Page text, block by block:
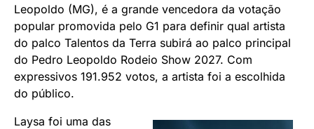
Leopoldo (MG), é a grande vencedora da votação
popular promovida pelo G1 para definir qual artista
do palco Talentos da Terra subirá ao palco principal
do Pedro Leopoldo Rodeio Show 2027. Com
expressivos 191.952 votos, a artista foi a escolhida
do público.
Laysa foi uma das